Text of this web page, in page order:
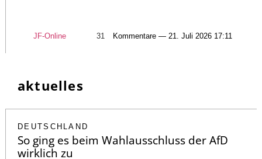
JF-Online 31 Kommentare — 21. Juli 2026 17:11
aktuelles
DEUTSCHLAND
So ging es beim Wahlausschluss der AfD
wirklich zu